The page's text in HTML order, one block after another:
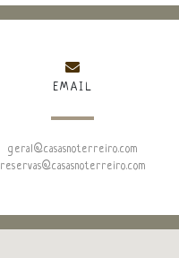
EMAIL
geral@casasnoterreiro.com
reservas@casasnoterreiro.com